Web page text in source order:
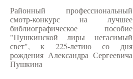
Районный профессиональный
смотр-конкурс на лучшее
библиографическое пособие
"Пушкинской лиры негасимый
свет", к 225-летию со дня
рождения Александра Сергеевича
Пушкина